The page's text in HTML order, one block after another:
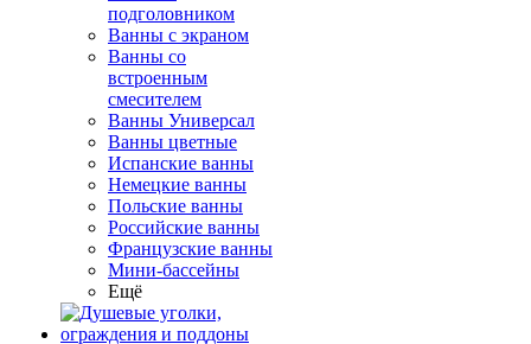
подголовником
Ванны с экраном
Ванны со
встроенным
смесителем
Ванны Универсал
Ванны цветные
Испанские ванны
Немецкие ванны
Польские ванны
Российские ванны
Французские ванны
Мини-бассейны
Ещё